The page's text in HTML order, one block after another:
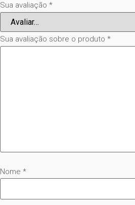
Sua avaliação *
Sua avaliação sobre o produto *
Nome *